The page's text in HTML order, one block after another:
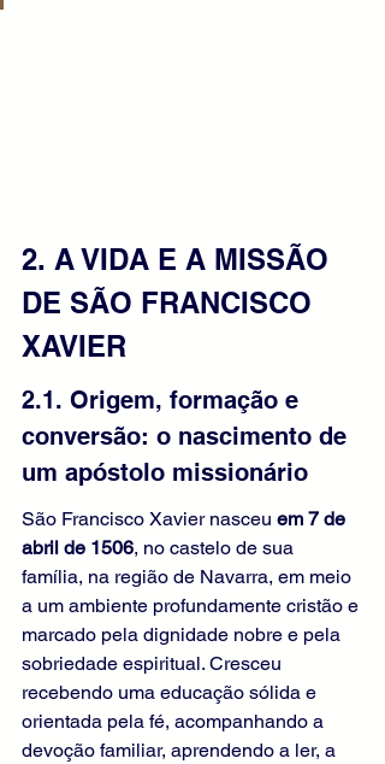
2. A VIDA E A MISSÃO
DE SÃO FRANCISCO
XAVIER
2.1. Origem, formação e
conversão: o nascimento de
um apóstolo missionário
São Francisco Xavier nasceu em 7 de
abril de 1506, no castelo de sua
família, na região de Navarra, em meio
a um ambiente profundamente cristão e
marcado pela dignidade nobre e pela
sobriedade espiritual. Cresceu
recebendo uma educação sólida e
orientada pela fé, acompanhando a
devoção familiar, aprendendo a ler, a